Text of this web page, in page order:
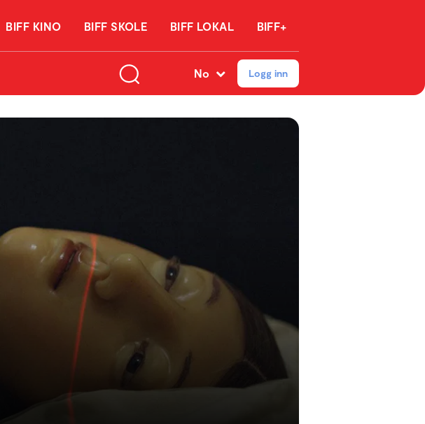
BIFF KINO BIFF SKOLE BIFF LOKAL BIFF+
No Logg inn